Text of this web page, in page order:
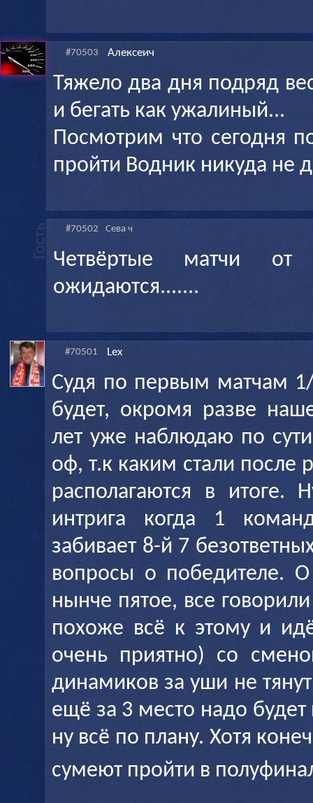
#70503 Алексеич
Тяжело два дня подряд
и бегать как ужалиный...
Посмотрим что сегодня
пройти Водник никуда не
#70502 Сева ч
Четвёртые матчи
ожидаются.......
#70501 Lex
Судя по первым матчам
будет, окромя разве
лет уже наблюдаю по
оф, т.к каким стали после
располагаются в итоге.
интрига когда 1
забивает 8-й 7
вопросы о победителе.
нынче пятое, все
похоже всё к этому и
очень приятно) со
динамиков за уши не
ещё за 3 место надо будет
ну всё по плану. Хотя
сумеют пройти в